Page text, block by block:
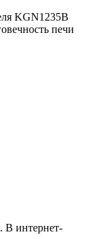
KGN1235B
печи
В интернет-